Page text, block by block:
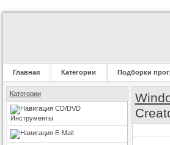
Главная Категории Подборки
Категории
CD/DVD
Инструменты
E-Mail